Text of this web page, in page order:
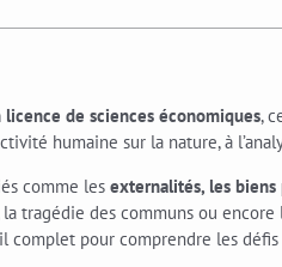
de sciences économiques,
humaine sur la nature, à
comme les externalités, les biens
la tragédie des communs ou
complet pour comprendre les